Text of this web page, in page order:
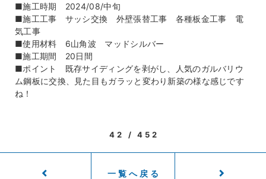
■施工時期 2024/08/中旬
■施工工事 サッシ交換 外壁張替工事 各種板金工事 電
気工事
■使用材料 6山角波 マッドシルバー
■施工期間 20日間
■ポイント 既存サイディングを剥がし、人気のガルバリウ
ム鋼板に交換、見た目もガラッと変わり新築の様な感じです
ね！
42 / 452
一覧へ戻る